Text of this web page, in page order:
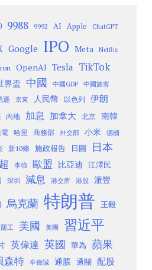
9988 9992 AI Apple ChatGPT
Google IPO Meta Netflix
OpenAI Tesla TikTok
界盃 中國 中國GDP 中國旅客
遜 京東 人民幣 以色列 伊朗
內地 加息 加拿大 北京
南韓
哈里 商務部 外交部 小米 德國
新10條 施政報告 日圓 日本
李強 歐盟 比亞迪 江澤民
深圳 減息 港交所 港股 滙豐
烏克蘭 特朗普 王毅
罷工 美國 美團 習近平
英偉達 英國 華為 蘋果
森特 辛偉誠 通脹 通關 配股